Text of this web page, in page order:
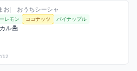
クスを見る
/ おうちシーシャ / 2025年12月12日
お| おうちシーシャ
レーバー
レモン ココナッツ パイナップル
ト
カル🏝️
12